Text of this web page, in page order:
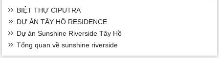
BIỆT THỰ CIPUTRA
DỰ ÁN TÂY HỒ RESIDENCE
Dự án Sunshine Riverside Tây Hồ
Tổng quan về sunshine riverside